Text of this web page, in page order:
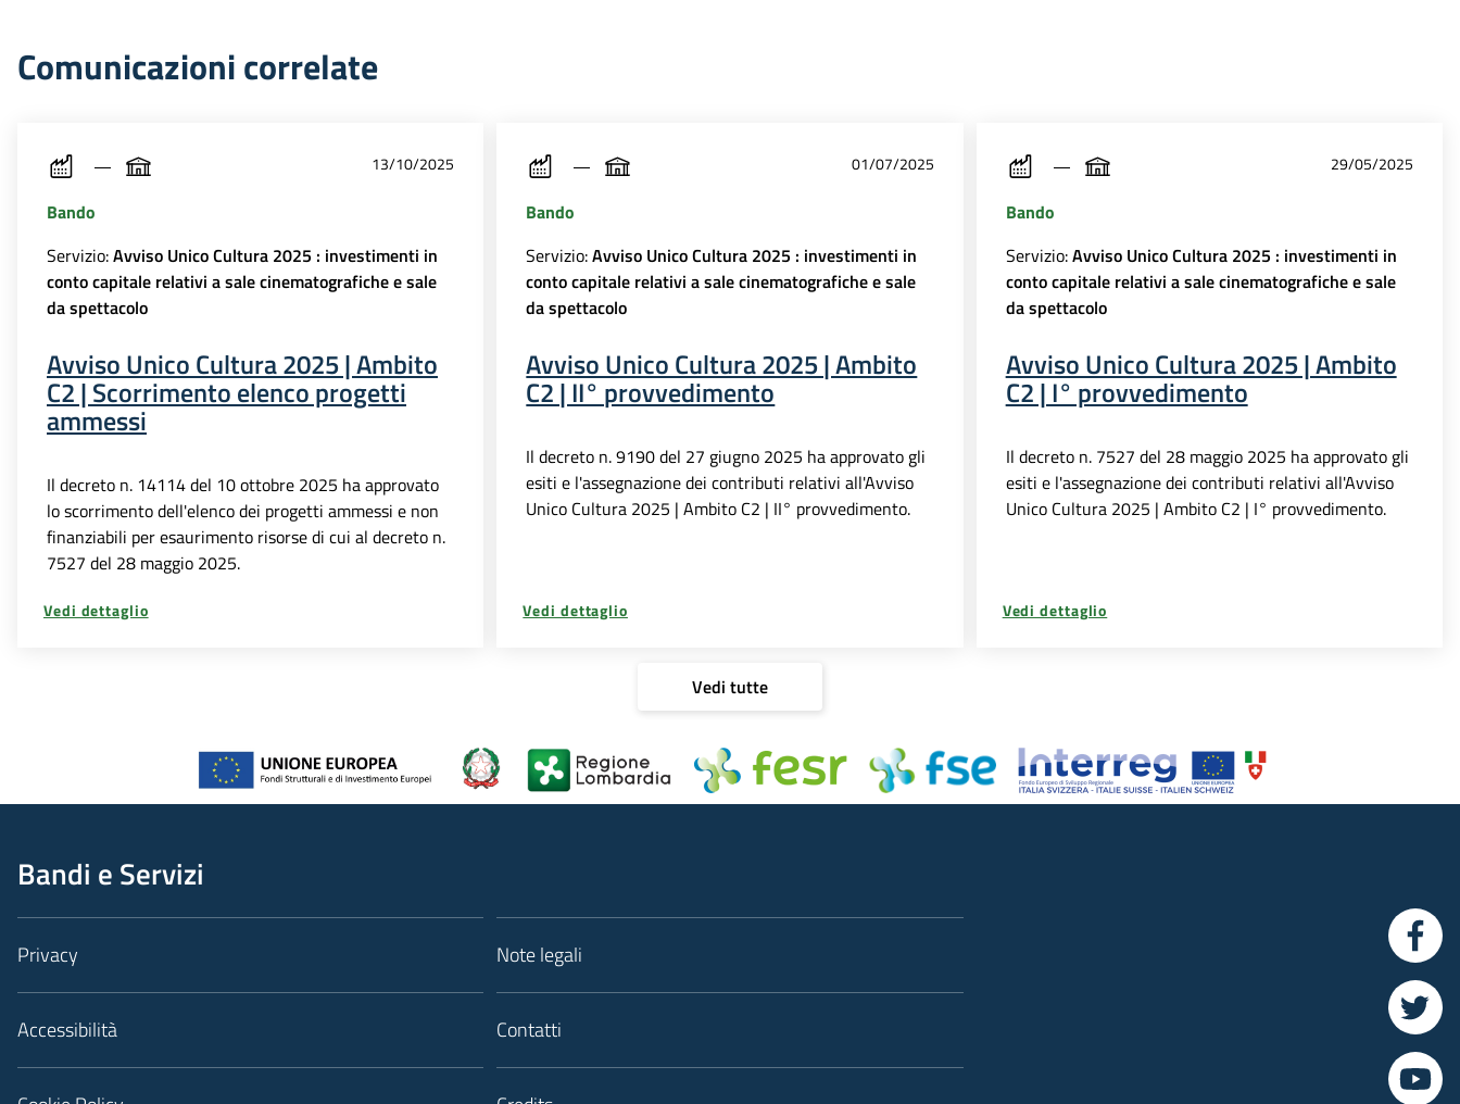
Comunicazioni correlate
13/10/2025
Bando
Servizio:Avviso Unico Cultura 2025 : investimenti in
conto capitale relativi a sale cinematografiche e sale
da spettacolo
Avviso Unico Cultura 2025 | Ambito
C2 | Scorrimento elenco progetti
ammessi
Il decreto n. 14114 del 10 ottobre 2025 ha approvato
lo scorrimento dell'elenco dei progetti ammessi e non
finanziabili per esaurimento risorse di cui al decreto n.
7527 del 28 maggio 2025.
Vedi dettaglio
01/07/2025
Bando
Servizio:Avviso Unico Cultura 2025 : investimenti in
conto capitale relativi a sale cinematografiche e sale
da spettacolo
Avviso Unico Cultura 2025 | Ambito
C2 | II° provvedimento
Il decreto n. 9190 del 27 giugno 2025 ha approvato gli
esiti e l'assegnazione dei contributi relativi all'Avviso
Unico Cultura 2025 | Ambito C2 | II° provvedimento.
Vedi dettaglio
29/05/2025
Bando
Servizio:Avviso Unico Cultura 2025 : investimenti in
conto capitale relativi a sale cinematografiche e sale
da spettacolo
Avviso Unico Cultura 2025 | Ambito
C2 | I° provvedimento
Il decreto n. 7527 del 28 maggio 2025 ha approvato gli
esiti e l'assegnazione dei contributi relativi all'Avviso
Unico Cultura 2025 | Ambito C2 | I° provvedimento.
Vedi dettaglio
Vedi tutte
Bandi e Servizi
Privacy
Accessibilità
Note legali
Contatti